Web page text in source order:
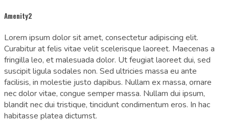
Amenity2
Lorem ipsum dolor sit amet, consectetur adipiscing elit.
Curabitur at felis vitae velit scelerisque laoreet. Maecenas a
fringilla leo, et malesuada dolor. Ut feugiat laoreet dui, sed
suscipit ligula sodales non. Sed ultricies massa eu ante
facilisis, in molestie justo dapibus. Nullam ex massa, ornare
nec dolor vitae, congue semper massa. Nullam dui ipsum,
blandit nec dui tristique, tincidunt condimentum eros. In hac
habitasse platea dictumst.